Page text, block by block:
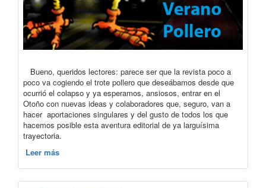
Bueno, queridos lectores: parece ser que la revista poco a
poco va cogiendo el trote pollero que deseábamos desde que
ocurrió el colapso y ya esperamos, ansiosos, entrar en el
Otoño con nuevas ideas y colaboradores que, seguro, van a
hacer aportaciones singulares y del gusto de todos los que
hacemos posible esta aventura editorial de ya larguísima
trayectoria.
Leer más